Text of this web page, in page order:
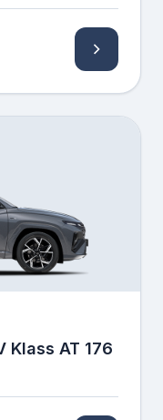
Klass AT 176